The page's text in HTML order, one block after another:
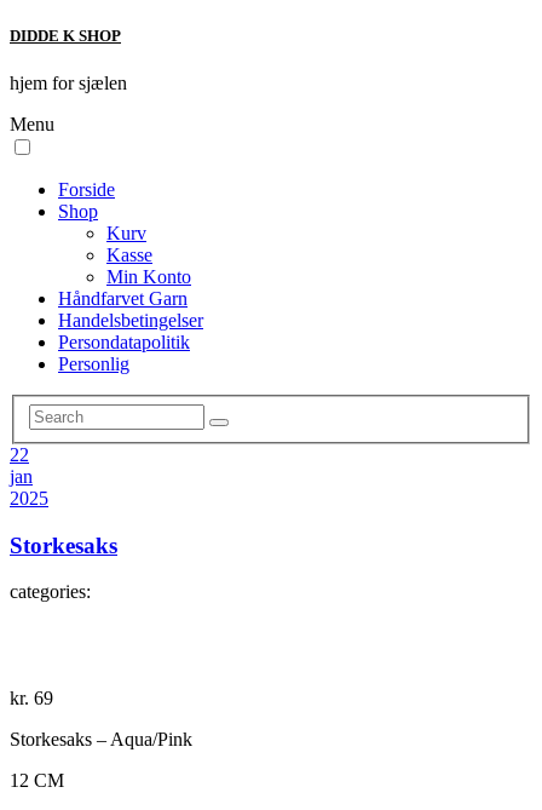
DIDDE K SHOP
hjem for sjælen
Menu
Forside
Shop
Kurv
Kasse
Min Konto
Håndfarvet Garn
Handelsbetingelser
Persondatapolitik
Personlig
22
jan
2025
Storkesaks
categories:
kr. 69
Storkesaks – Aqua/Pink
12 CM